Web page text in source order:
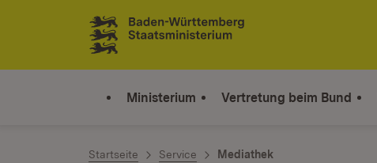
Zum Inhalt springen
Link zur Startseite
Ministerium Vertretung beim Bund
Startseite Service Mediathek